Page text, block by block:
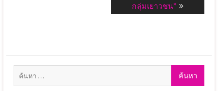
กลุ่มเยาวชน”
ค้นหา